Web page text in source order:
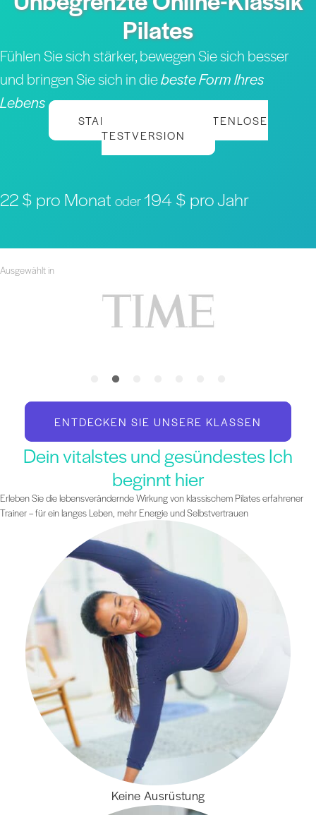
Pilates
Fühlen Sie sich stärker, bewegen Sie sich besser
und bringen Sie sich in diebeste Form Ihres
Lebens
STARTEN SIE IHRE KOSTENLOSE
TESTVERSION
22 $ pro Monat oder194 $ pro Jahr
Ausgewählt in
ENTDECKEN SIE UNSERE KLASSEN
Dein vitalstes und gesündestes Ich
beginnt hier
Erleben Sie die lebensverändernde Wirkung von klassischem Pilates erfahrener
Trainer – für ein langes Leben, mehr Energie und Selbstvertrauen
Keine Ausrüstung